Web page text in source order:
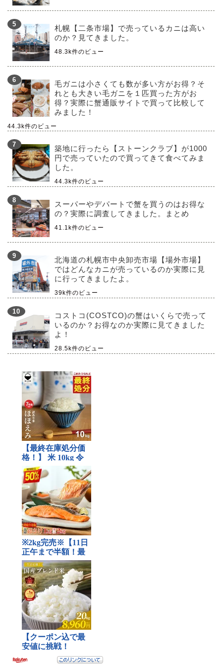
札幌【二条市場】で売っているカニは高い
のか？見てきました。
48.3k件のビュー
毛ガニは小さくても数が多い方がお得？そ
れとも大きい毛ガニを１匹買った方がお
得？実際に蟹通販サイトで買って比較して
みました！
44.3k件のビュー
築地に行ったら【ストーンクラブ】が1000
円で売っていたので買ってきて食べてみま
した。
44.3k件のビュー
スーパーやデパートで蟹を買うのはお得な
の？実際に調査してきました。まとめ
41.1k件のビュー
北海道の札幌市中央卸売市場【場外市場】
ではどんなカニが売っているのか実際に見
に行ってきましたよ。
39k件のビュー
コストコ(COSTCO)の蟹はいくらで売って
いるのか？お得なのか実際に見てきました
よ！
28.5k件のビュー